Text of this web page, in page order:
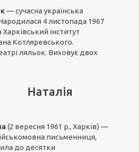
— сучасна українська
4 листопада 1967
Харківський інститут
Котляревського.
ляльок. Виховує двох
Наталія
(2 вересня 1961 р., Харків) —
письменниця,
до десятки